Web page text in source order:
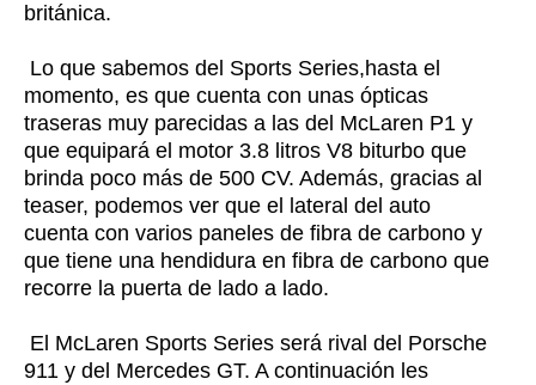
británica.
Lo que sabemos del Sports Series,hasta el
momento, es que cuenta con unas ópticas
traseras muy parecidas a las del McLaren P1 y
que equipará el motor 3.8 litros V8 biturbo que
brinda poco más de 500 CV. Además, gracias al
teaser, podemos ver que el lateral del auto
cuenta con varios paneles de fibra de carbono y
que tiene una hendidura en fibra de carbono que
recorre la puerta de lado a lado.
El McLaren Sports Series será rival del Porsche
911 y del Mercedes GT. A continuación les